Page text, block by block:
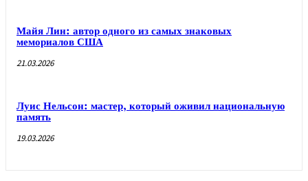
Майя Лин: автор одного из самых знаковых
мемориалов США
21.03.2026
Луис Нельсон: мастер, который оживил национальную
память
19.03.2026